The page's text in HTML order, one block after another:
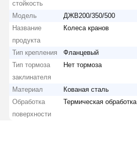
стойкость
Модель
ДЖВ200/350/500
Название
продукта
Колеса кранов
Тип крепления
Фланцевый
Тип тормоза
заклинателя
Нет тормоза
Материал
Кованая сталь
Обработка
поверхности
Термическая обработка